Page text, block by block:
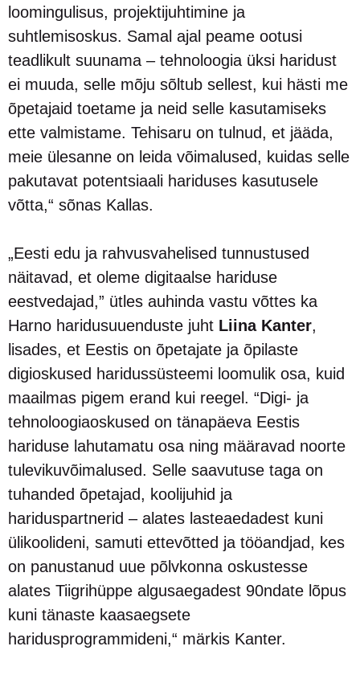
loomingulisus, projektijuhtimine ja
suhtlemisoskus. Samal ajal peame ootusi
teadlikult suunama – tehnoloogia üksi haridust
ei muuda, selle mõju sõltub sellest, kui hästi me
õpetajaid toetame ja neid selle kasutamiseks
ette valmistame. Tehisaru on tulnud, et jääda,
meie ülesanne on leida võimalused, kuidas selle
pakutavat potentsiaali hariduses kasutusele
võtta,“ sõnas Kallas.
„Eesti edu ja rahvusvahelised tunnustused
näitavad, et oleme digitaalse hariduse
eestvedajad,” ütles auhinda vastu võttes ka
Harno haridusuuenduste juht Liina Kanter,
lisades, et Eestis on õpetajate ja õpilaste
digioskused haridussüsteemi loomulik osa, kuid
maailmas pigem erand kui reegel. “Digi- ja
tehnoloogiaoskused on tänapäeva Eestis
hariduse lahutamatu osa ning määravad noorte
tulevikuvõimalused. Selle saavutuse taga on
tuhanded õpetajad, koolijuhid ja
hariduspartnerid – alates lasteaedadest kuni
ülikoolideni, samuti ettevõtted ja tööandjad, kes
on panustanud uue põlvkonna oskustesse
alates Tiigrihüppe algusaegadest 90ndate lõpus
kuni tänaste kaasaegsete
haridusprogrammideni,“ märkis Kanter.